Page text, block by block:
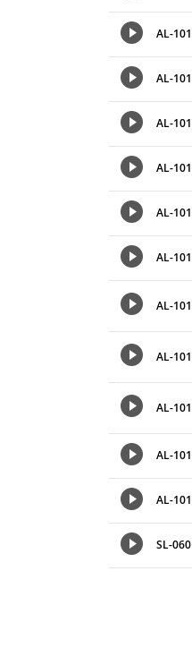
AL-
AL-
AL-
AL-
AL-
AL-
AL-
AL-
AL-
AL-
AL-
SL-